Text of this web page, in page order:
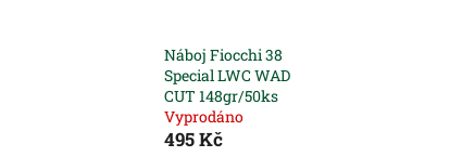
Náboj Fiocchi 38
Special LWC WAD
CUT 148gr/50ks
Vyprodáno
495 Kč